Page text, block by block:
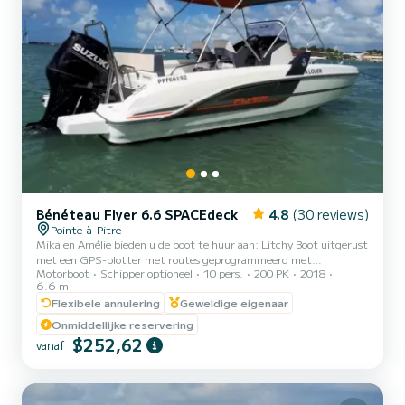
Bénéteau Flyer 6.6 SPACEdeck 4.8 (30 reviews)
Pointe-à-Pitre
Mika en Amélie bieden u de boot te huur aan: Litchy Boot uitgerust
met een GPS-plotter met routes geprogrammeerd met
verschillende routes en routes. De Beneteau Flyer 6.6 spacedeck-
boot is gemotoriseerd met een nieuwste generatie 200 pk Suzuki
4-takt buitenboordmotor met zeer flexibele elektronische
motorbediening. Deze boot is perfect voor watersport dankzij de
skimast. Deze boot is goedgekeurd voor 8 personen in categorie C
en maximaal 10 personen in categorie D (voor de Grand Cul De Sac
Motorboot Schipper optioneel 10 pers. 200 PK
2018
6.6 m
Flexibele annulering
Geweldige eigenaar
Onmiddellijke reservering
vanaf $252,62